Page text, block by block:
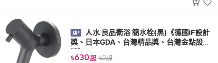
人水 良品衛浴 簡水栓(黑)《德國iF設計
獎、日本GDA、台灣精品獎、台灣金點設計
獎》34-101
$630起 $0起